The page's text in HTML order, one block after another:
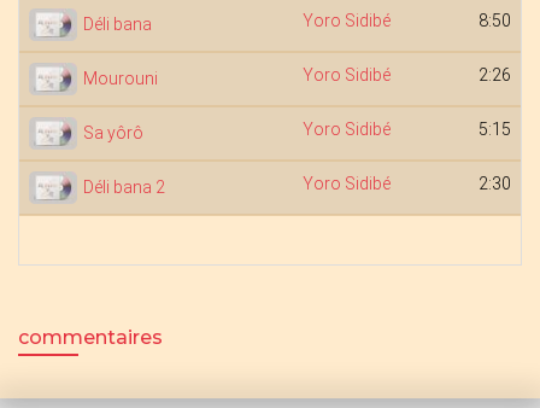
Déli bana Yoro Sidibé 8:50
Mourouni Yoro Sidibé 2:26
Sa yôrô Yoro Sidibé 5:15
Déli bana 2 Yoro Sidibé 2:30
commentaires